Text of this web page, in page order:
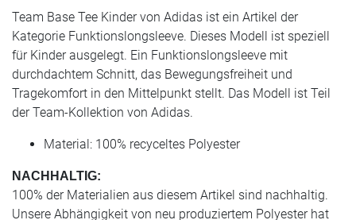
Team Base Tee Kinder von Adidas ist ein Artikel der
Kategorie Funktionslongsleeve. Dieses Modell ist speziell
für Kinder ausgelegt. Ein Funktionslongsleeve mit
durchdachtem Schnitt, das Bewegungsfreiheit und
Tragekomfort in den Mittelpunkt stellt. Das Modell ist Teil
der Team-Kollektion von Adidas.
Material: 100% recyceltes Polyester
NACHHALTIG:
100% der Materialien aus diesem Artikel sind nachhaltig.
Unsere Abhängigkeit von neu produziertem Polyester hat